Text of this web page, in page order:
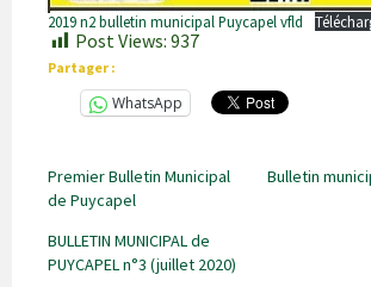
2019 n2 bulletin municipal Puycapel vfld
Post Views: 937
Partager :
WhatsApp
Premier Bulletin Municipal
de Puycapel
Bulletin
BULLETIN MUNICIPAL de
PUYCAPEL n°3 (juillet 2020)